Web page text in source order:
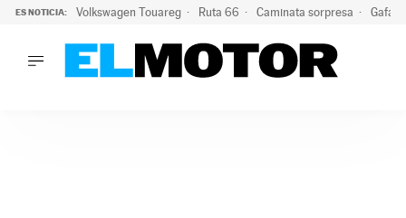
ES NOTICIA: Volkswagen Touareg Ruta 66 Caminata sorpresa Gafas